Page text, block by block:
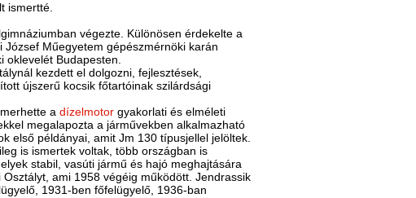
ismertté.
végezte. Különösen érdekelte a
Műegyetem gépészmérnöki karán
oklevelét Budapesten.
kezdett el dolgozni, fejlesztések,
újszerű kocsik főtartóinak szilárdsági
adízelmotor gyakorlati és elméleti
megalapozta a járművekben alkalmazható
első példányai, amit Jm 130 típusjellel jelöltek.
is ismertek voltak, több országban is
stabil, vasúti jármű és hajó meghajtására
ami 1958 végéig működött. Jendrassik
1931-ben főfelügyelő, 1936-ban